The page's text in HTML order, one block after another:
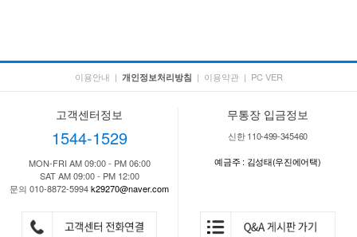
이용안내 | 개인정보처리방침 | 이용약관 | PC VER
고객센터정보
1544-1529
MON-FRI AM 09:00 - PM 06:00
SAT AM 09:00 - PM 12:00
문의 010-8872-5994k29270@naver.com
무통장 입금정보
신한 110-499-345460
예금주 : 김성태(우진에어택)